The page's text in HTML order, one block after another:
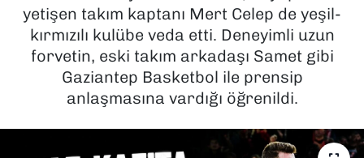
yetişen takım kaptanı Mert Celep de yeşil-
kırmızılı kulübe veda etti. Deneyimli uzun
forvetin, eski takım arkadaşı Samet gibi
Gaziantep Basketbol ile prensip
anlaşmasına vardığı öğrenildi.
POLİTİKA
SAĞLIK
TEKNOLOJİ